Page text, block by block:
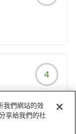
40960?
4
我們網站的效
享給我們的社